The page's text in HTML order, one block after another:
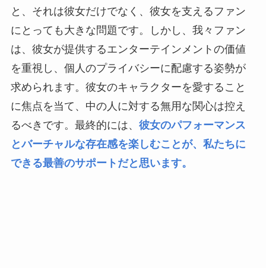
と、それは彼女だけでなく、彼女を支えるファン
にとっても大きな問題です。しかし、我々ファン
は、彼女が提供するエンターテインメントの価値
を重視し、個人のプライバシーに配慮する姿勢が
求められます。彼女のキャラクターを愛すること
に焦点を当て、中の人に対する無用な関心は控え
るべきです。最終的には、 彼女のパフォーマンス
とバーチャルな存在感を楽しむことが、私たちに
できる最善のサポートだと思います。